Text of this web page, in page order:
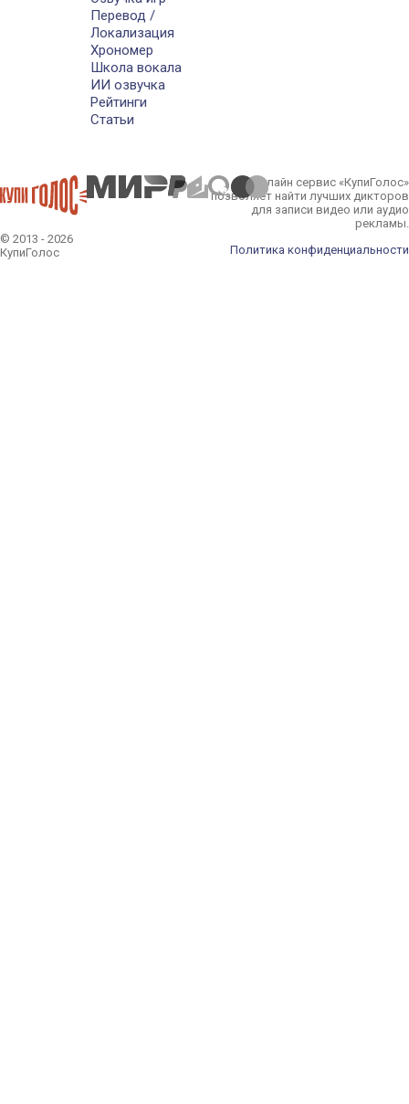
Перевод /
Локализация
Хрономер
Школа вокала
ИИ озвучка
Рейтинги
Статьи
© 2013 - 2026
КупиГолос
Онлайн сервис «КупиГолос»
позволяет найти лучших дикторов
для записи видео или аудио
рекламы.
Политика конфиденциальности